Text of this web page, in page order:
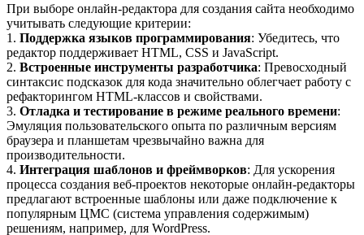
При выборе онлайн-редактора для создания сайта необходимо
учитывать следующие критерии:
1. Поддержка языков программирования: Убедитесь, что
редактор поддерживает HTML, CSS и JavaScript.
2. Встроенные инструменты разработчика: Превосходный
синтаксис подсказок для кода значительно облегчает работу с
рефакторингом HTML-классов и свойствами.
3. Отладка и тестирование в режиме реального времени:
Эмуляция пользовательского опыта по различным версиям
браузера и планшетам чрезвычайно важна для
производительности.
4. Интеграция шаблонов и фреймворков: Для ускорения
процесса создания веб-проектов некоторые онлайн-редакторы
предлагают встроенные шаблоны или даже подключение к
популярным ЦМС (система управления содержимым)
решениям, например, для WordPress.